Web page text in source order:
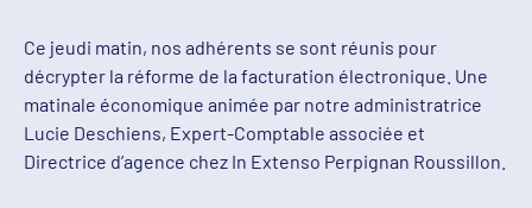
Ce jeudi matin, nos adhérents se sont réunis pour
décrypter la réforme de la facturation électronique. Une
matinale économique animée par notre administratrice
Lucie Deschiens, Expert-Comptable associée et
Directrice d’agence chez In Extenso Perpignan Roussillon.